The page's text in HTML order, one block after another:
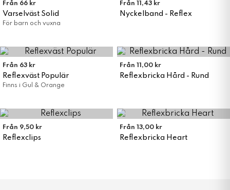
Från 66 kr
Varselväst Solid
För barn och vuxna
Från 11,43 kr
Nyckelband - Reflex
Från 63 kr
Reflexväst Populär
Finns i Gul & Orange
Från 11,00 kr
Reflexbricka Hård - Rund
Från 9,50 kr
Reflexclips
Från 13,00 kr
Reflexbricka Heart